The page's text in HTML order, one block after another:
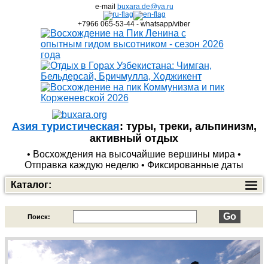
e-mail buxara.de@ya.ru
+7966 065-53-44 - whatsapp/viber
Азия туристическая: туры, треки, альпинизм,
активный отдых
• Восхождения на высочайшие вершины мира •
Отправка каждую неделю • Фиксированные даты
Каталог:
Узбекистан. Фиксированные даты.
Шелковый путь
Поиск: